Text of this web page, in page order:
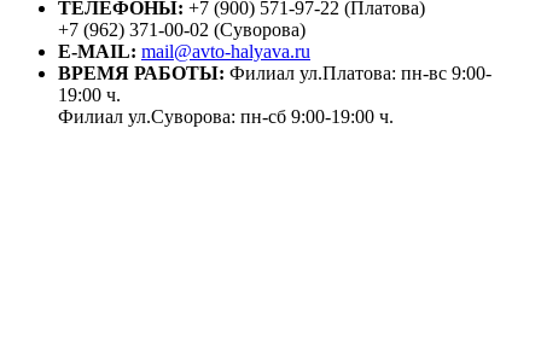
ТЕЛЕФОНЫ: +7 (900) 571-97-22 (Платова)
+7 (962) 371-00-02 (Суворова)
E-MAIL: mail@avto-halyava.ru
ВРЕМЯ РАБОТЫ: Филиал ул.Платова: пн-вс 9:00-
19:00 ч.
Филиал ул.Суворова: пн-сб 9:00-19:00 ч.